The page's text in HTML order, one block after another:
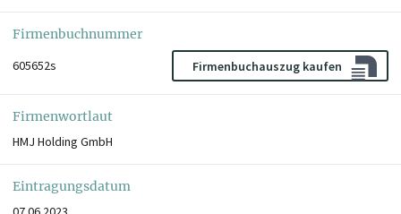
Firmenbuchnummer
605652s
Firmenbuchauszug kaufen
Firmenwortlaut
HMJ Holding GmbH
Eintragungsdatum